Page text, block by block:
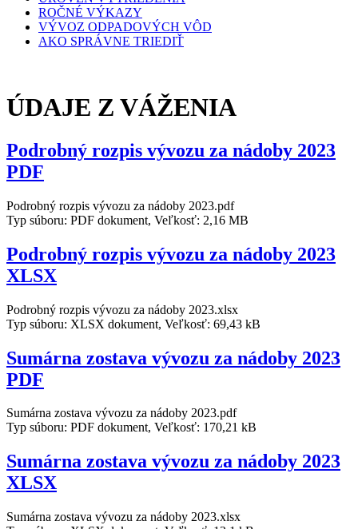
ROČNÉ VÝKAZY
VÝVOZ ODPADOVÝCH VÔD
AKO SPRÁVNE TRIEDIŤ
ÚDAJE Z VÁŽENIA
Podrobný rozpis vývozu za nádoby 2023
PDF
Podrobný rozpis vývozu za nádoby 2023.pdf
Typ súboru: PDF dokument, Veľkosť: 2,16 MB
Podrobný rozpis vývozu za nádoby 2023
XLSX
Podrobný rozpis vývozu za nádoby 2023.xlsx
Typ súboru: XLSX dokument, Veľkosť: 69,43 kB
Sumárna zostava vývozu za nádoby 2023
PDF
Sumárna zostava vývozu za nádoby 2023.pdf
Typ súboru: PDF dokument, Veľkosť: 170,21 kB
Sumárna zostava vývozu za nádoby 2023
XLSX
Sumárna zostava vývozu za nádoby 2023.xlsx